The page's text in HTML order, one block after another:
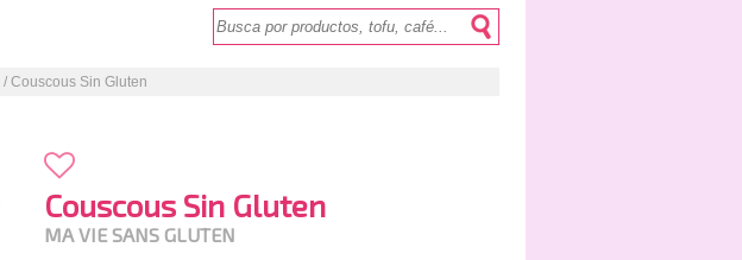
/ Couscous Sin Gluten
Couscous Sin Gluten
MA VIE SANS GLUTEN